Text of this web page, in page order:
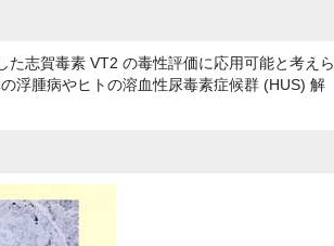
志賀毒素 VT2 の毒性評価に応用可能と考えら
浮腫病やヒトの溶血性尿毒素症候群 (HUS) 解